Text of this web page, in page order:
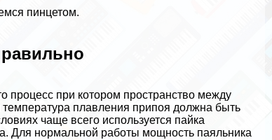
пинцетом.
при котором прострaнcтво между
плавления припоя должна быть
чаще всего используется пайка
Для нормальной работы мощность паяльника